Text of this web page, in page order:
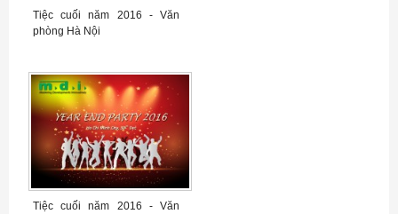
Tiệc cuối năm 2016 - Văn
phòng Hà Nội
Tiệc cuối năm 2016 - Văn